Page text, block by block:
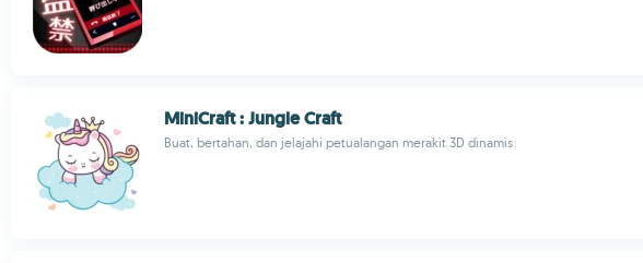
MiniCraft : Jungle Craft
Buat, bertahan, dan jelajahi petualangan merakit 3D dinamis